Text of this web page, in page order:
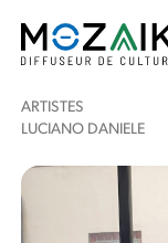
ARTISTES
LUCIANO DANIELE